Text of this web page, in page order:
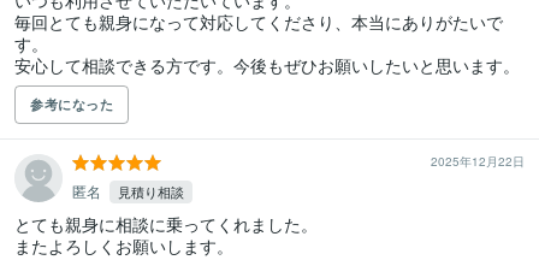
毎回とても親身になって対応してくださり、本当にありがたいで
す。
安心して相談できる方です。今後もぜひお願いしたいと思います。
参考になった
2025年12月22日
匿名 見積り相談
とても親身に相談に乗ってくれました。
またよろしくお願いします。